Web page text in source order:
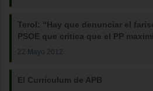
Terol: “Hay que denunciar el
PSOE que critica que el PP
22 Mayo 2012
El Currículum de APB